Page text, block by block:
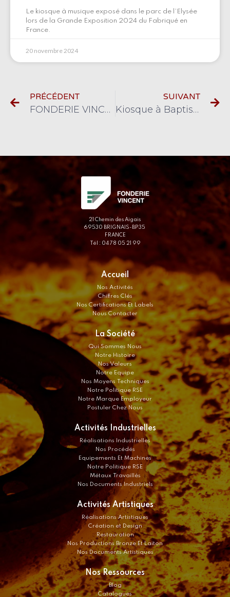
Le kiosque à musique exposé dans le parc de l’Elysée
lors de la Grande Exposition 2024 du Fabriqué en
France.
20 novembre 2024
PRÉCÉDENT
FONDERIE VINCENT change ses fours de fusion
SUIVANT
Kiosque à Baptiste un projet de restauration
21 Chemin des Aigais
69530 BRIGNAIS-BP35
FRANCE
Tél : 04 78 05 21 99
Accueil
Nos Activités
Chiffres Clés
Nos Certifications Et Labels
Nous Contacter
La Société
Qui Sommes Nous
Notre Histoire
Nos Valeurs
Notre Equipe
Nos Moyens Techniques
Notre Politique RSE
Notre Marque Employeur
Postuler Chez Nous
Activités Industrielles
Réalisations Industrielles
Nos Procédés
Equipements Et Machines
Notre Politique RSE
Métaux Travaillés
Nos Documents Industriels
Activités Artistiques
Réalisations Artistiques
Création et Design
Restauration
Nos Productions Bronze Et Laiton
Nos Documents Artistiques
Nos Ressources
Blog
Catalogues